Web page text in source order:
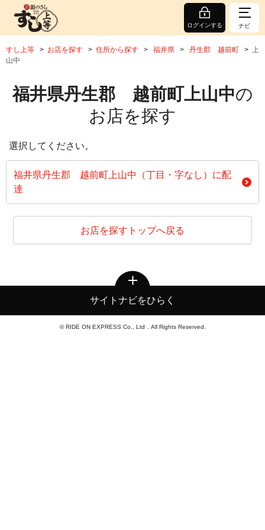
ログインする ナビ
すし上等 お店を探す 住所から探す 福井県 丹生郡 越前町
上
山中
福井県丹生郡 越前町上山中の
お店を探す
選択してください。
福井県丹生郡 越前町上山中（丁目・字なし）に配
達
お店を探すトップへ戻る
サイトナビをひらく
© RIDE ON EXPRESS Co., Ltd．All Rights Reserved.